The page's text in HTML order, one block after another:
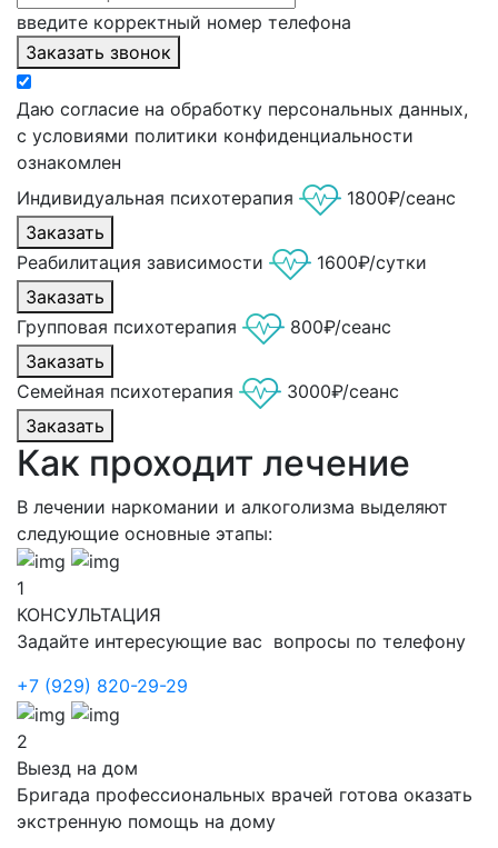
введите корректный номер телефона
Заказать звонок
Даю согласие на обработку персональных данных,
с условиями политики конфиденциальности
ознакомлен
Индивидуальная психотерапия
1800₽/сеанс
Заказать
Реабилитация зависимости
1600₽/сутки
Заказать
Групповая психотерапия
800₽/сеанс
Заказать
Семейная психотерапия
3000₽/сеанс
Заказать
Как проходит лечение
В лечении наркомании и алкоголизма выделяют
следующие основные этапы:
1
КОНСУЛЬТАЦИЯ
Задайте интересующие вас вопросы по телефону
+7 (929) 820-29-29
2
Выезд на дом
Бригада профессиональных врачей готова оказать
экстренную помощь на дому